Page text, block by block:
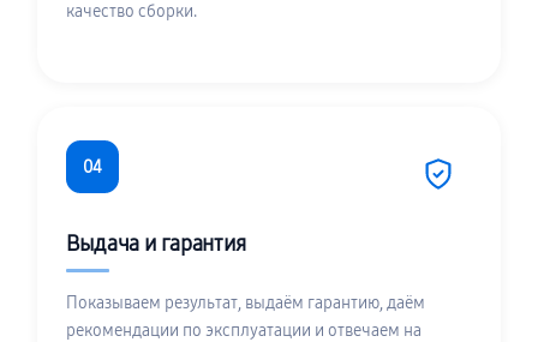
качество сборки.
04
Выдача и гарантия
Показываем результат, выдаём гарантию, даём
рекомендации по эксплуатации и отвечаем на